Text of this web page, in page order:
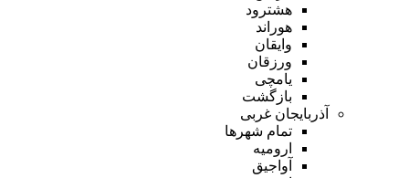
هشترود
هوراند
وایقان
ورزقان
یامچی
بازگشت
آذربایجان غربی
تمام شهر‌ها
ارومیه
آواجیق